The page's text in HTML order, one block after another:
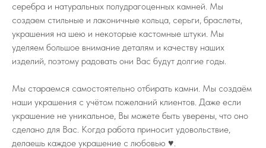
серебра и натуральных полудрагоценных камней. Мы
создаем стильные и лаконичные кольца, серьги, браслеты,
украшения на шею и некоторые кастомные штуки. Мы
уделяем большое внимание деталям и качеству наших
изделий, поэтому радовать они Вас будут долгие годы.
Мы стараемся самостоятельно отбирать камни. Мы создаём
наши украшения с учётом пожеланий клиентов. Даже если
украшение не уникальное, Вы можете быть уверены, что оно
сделано для Вас. Когда работа приносит удовольствие,
делаешь каждое украшение с любовью ♥️.